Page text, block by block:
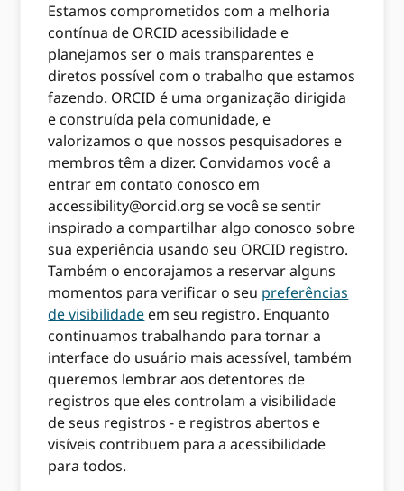
Estamos comprometidos com a melhoria
contínua de ORCID acessibilidade e
planejamos ser o mais transparentes e
diretos possível com o trabalho que estamos
fazendo. ORCID é uma organização dirigida
e construída pela comunidade, e
valorizamos o que nossos pesquisadores e
membros têm a dizer. Convidamos você a
entrar em contato conosco em
accessibility@orcid.org se você se sentir
inspirado a compartilhar algo conosco sobre
sua experiência usando seu ORCID registro.
Também o encorajamos a reservar alguns
momentos para verificar o seu preferências
de visibilidade em seu registro. Enquanto
continuamos trabalhando para tornar a
interface do usuário mais acessível, também
queremos lembrar aos detentores de
registros que eles controlam a visibilidade
de seus registros - e registros abertos e
visíveis contribuem para a acessibilidade
para todos.